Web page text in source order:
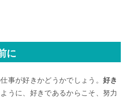
に
事が好きかどうかでしょう。好き
うに、好きであるからこそ、努力